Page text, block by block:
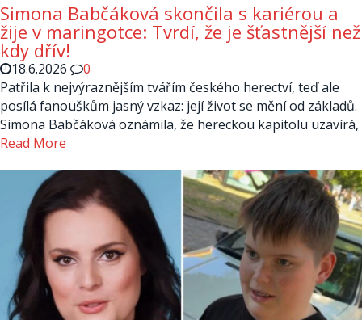
Simona Babčáková skončila s kariérou a
žije v maringotce: Tvrdí, že je šťastnější než
kdy dřív!
18.6.2026
0
Patřila k nejvýraznějším tvářím českého herectví, teď ale
posílá fanouškům jasný vzkaz: její život se mění od základů.
Simona Babčáková oznámila, že hereckou kapitolu uzavírá,
Read More